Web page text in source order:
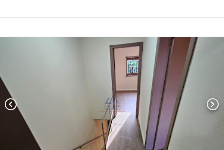
chevron_left chevron_right